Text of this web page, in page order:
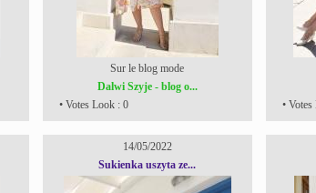
Sur le blog mode
Dalwi Szyje - blog o...
• Votes Look : 0
•
14/05/2022
Sukienka uszyta ze...